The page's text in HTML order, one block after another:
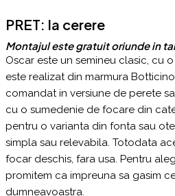
PRET: la cerere
Montajul este gratuit oriunde in
Oscar este un semineu clasic, cu
este realizat din marmura
comandat in versiune de perete
cu o sumedenie de focare din
pentru o varianta din fonta sau
simpla sau relevabila. Totodata
focar deschis, fara usa. Pentru
promitem ca impreuna sa gasim
dumneavoastra.